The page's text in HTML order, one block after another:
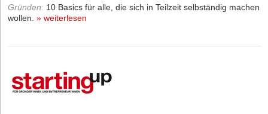
Gründen: 10 Basics für alle, die sich in Teilzeit selbständig machen
wollen. » weiterlesen